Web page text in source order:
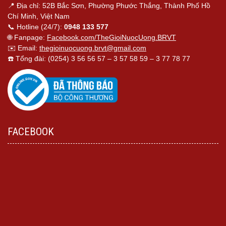
📍 Địa chỉ: 52B Bắc Sơn, Phường Phước Thắng, Thành Phố Hồ
Chí Minh, Việt Nam
📞 Hotline (24/7): 0948 133 577
🌐 Fanpage: Facebook.com/TheGioiNuocUong.BRVT
✉️ Email: thegioinuocuong.brvt@gmail.com
☎️ Tổng đài: (0254) 3 56 56 57 – 3 57 58 59 – 3 77 78 77
FACEBOOK